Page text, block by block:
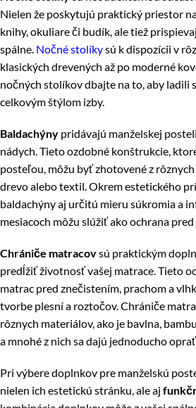
Nielen že poskytujú praktický priestor
knihy, okuliare či budík, ale tiež
spálne. Nočné stolíkysú k dispozícii v
klasických drevených až po moderné
nočných stolíkov dbajte na to, aby ladili
celkovým štýlom izby.
Baldachýny pridávajú manželskej
nádych. Tieto ozdobné konštrukcie,
posteľou, môžu byť zhotovené z rôznych
drevo alebo textil. Okrem estetického
baldachýny aj určitú mieru súkromia a
mesiacoch môžu slúžiť ako ochrana pred
Chrániče matracovsú praktickým
predĺžiť životnosť vašej matrace. Tieto
matrac pred znečistením, prachom a
tvorbe plesní a roztočov. Chrániče
rôznych materiálov, ako je bavlna,
a mnohé z nich sa dajú jednoducho oprať.
Pri výbere doplnkov pre manželskú
nielen ich estetickú stránku, ale aj